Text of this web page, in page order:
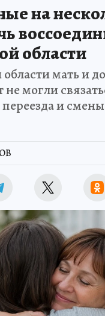
на
области
мать и
не могли
и